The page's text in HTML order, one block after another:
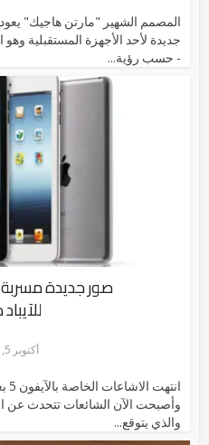
المصمم الشهير "مارتن هاجيك"
- حسب رؤية...
صور جديدة
أكتوبر 5, 2012
وأصبحت الآن الشائعات تتحدث عن
والذي يتوقع...